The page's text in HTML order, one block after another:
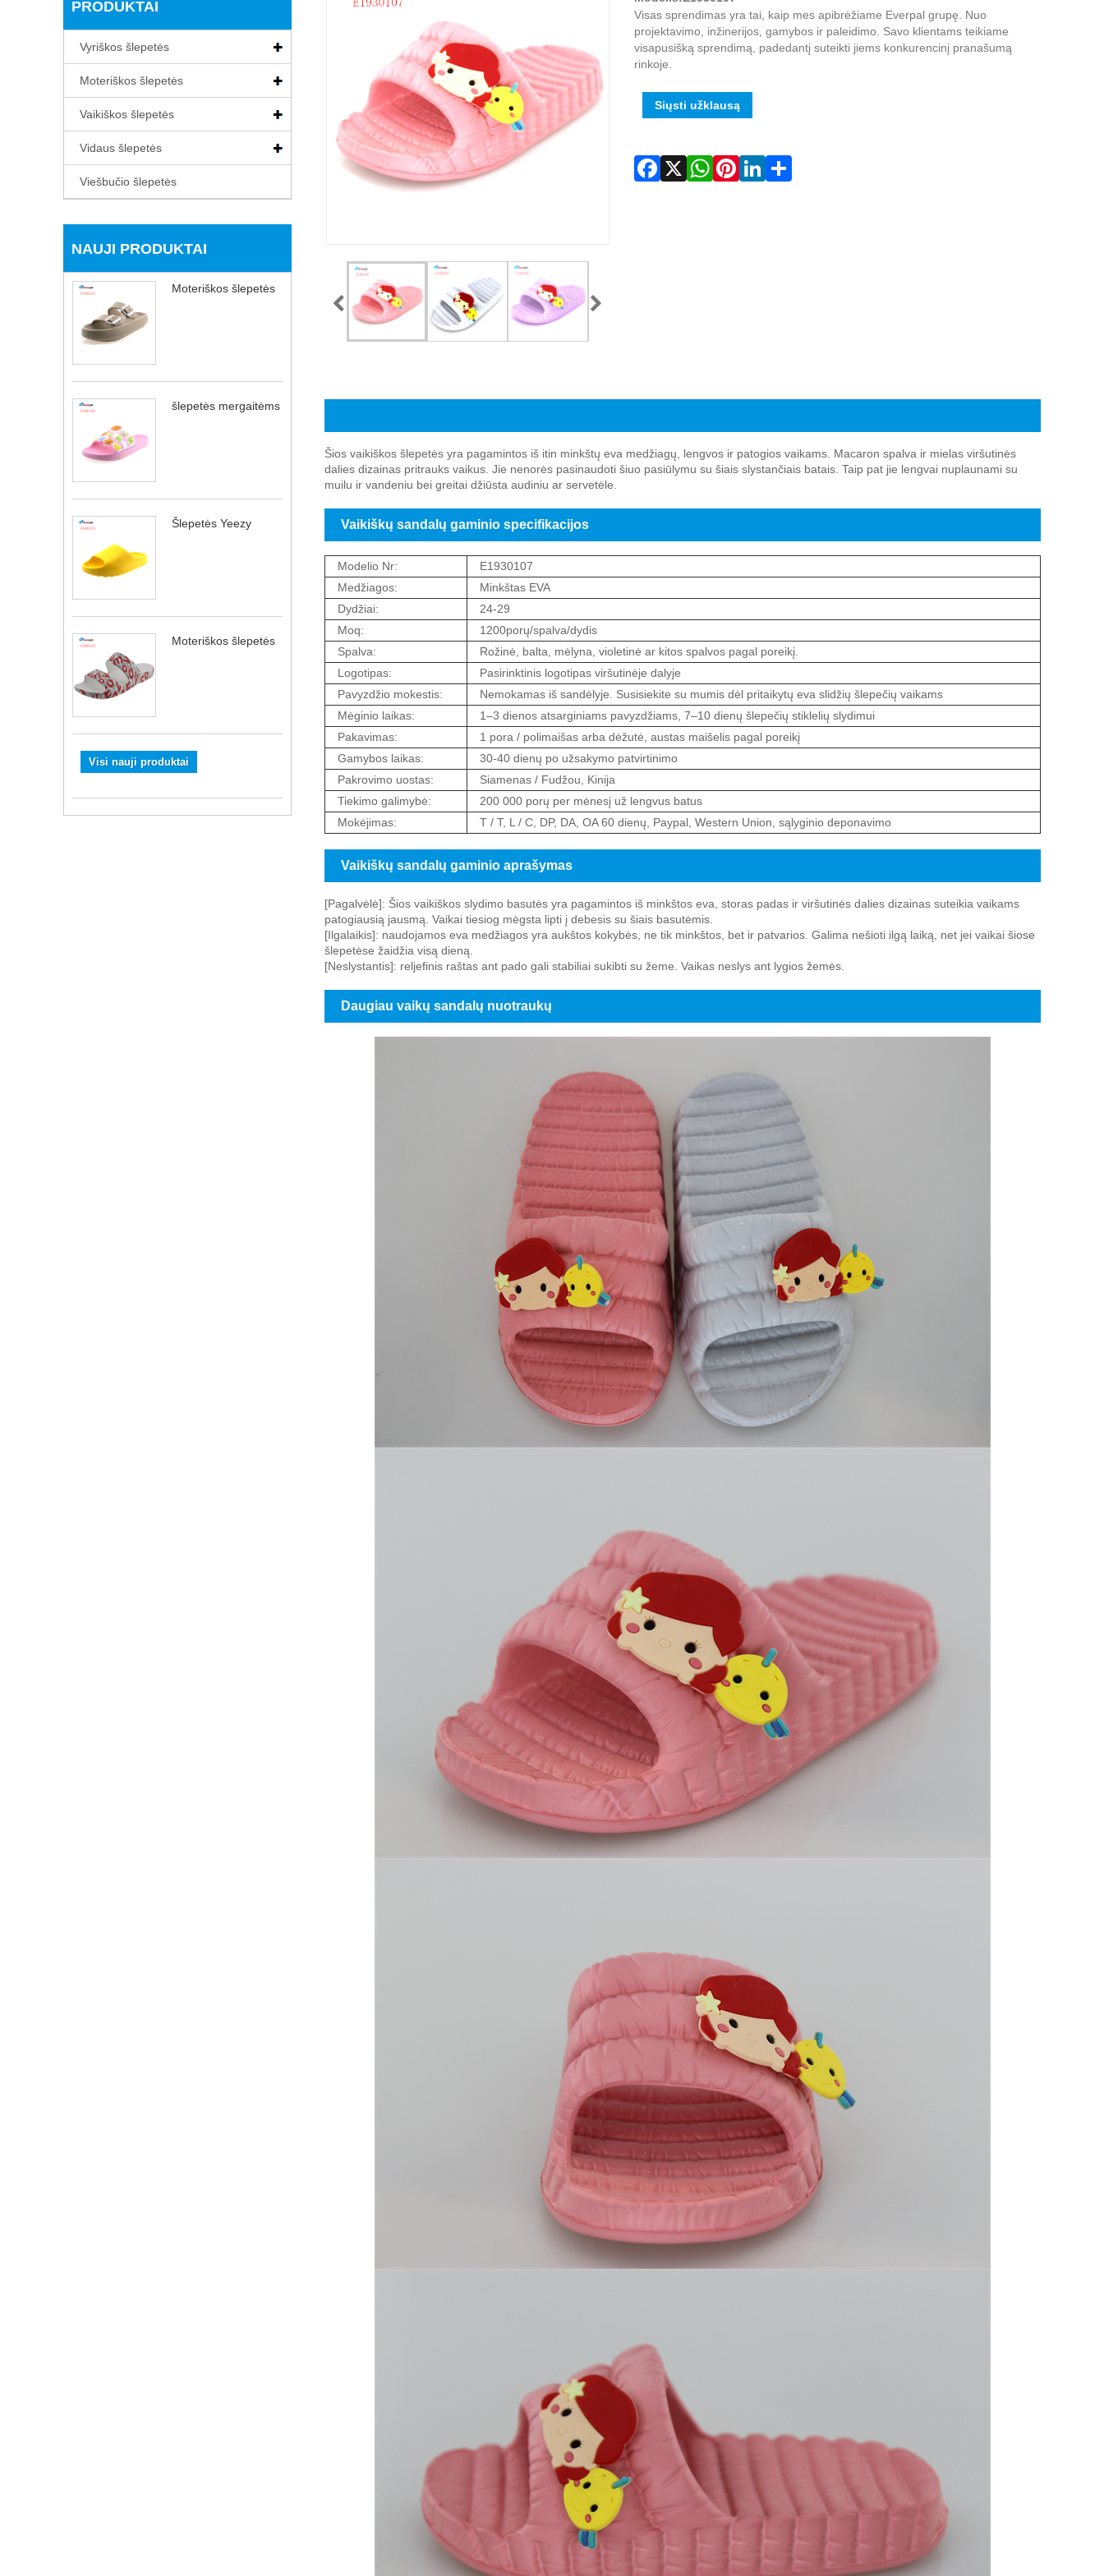
PRODUKTAI
Vyriškos šlepetės
Moteriškos šlepetės
Vaikiškos šlepetės
Vidaus šlepetės
Viešbučio šlepetės
NAUJI PRODUKTAI
Moteriškos šlepetės
šlepetės mergaitėms
Šlepetės Yeezy
Moteriškos šlepetės
Visi nauji produktai
Visas sprendimas yra tai, kaip mes apibrėžiame Everpal grupę. Nuo
projektavimo, inžinerijos, gamybos ir paleidimo. Savo klientams teikiame
visapusišką sprendimą, padedantį suteikti jiems konkurencinį pranašumą
rinkoje.
Siųsti užklausą
Vaikiškų sandalų pristatymas
Šios vaikiškos šlepetės yra pagamintos iš itin minkštų eva medžiagų, lengvos ir patogios vaikams. Macaron spalva ir mielas viršutinės
dalies dizainas pritrauks vaikus. Jie nenorės pasinaudoti šiuo pasiūlymu su šiais slystančiais batais. Taip pat jie lengvai nuplaunami su
muilu ir vandeniu bei greitai džiūsta audiniu ar servetėle.
Vaikiškų sandalų gaminio specifikacijos
Modelio Nr:
E1930107
Medžiagos:
Minkštas EVA
Dydžiai:
24-29
Moq:
1200porų/spalva/dydis
Spalva:
Rožinė, balta, mėlyna, violetinė ar kitos spalvos pagal poreikį.
Logotipas:
Pasirinktinis logotipas viršutinėje dalyje
Pavyzdžio mokestis:
Nemokamas iš sandėlyje. Susisiekite su mumis dėl pritaikytų eva slidžių šlepečių vaikams
Mėginio laikas:
1–3 dienos atsarginiams pavyzdžiams, 7–10 dienų šlepečių stiklelių slydimui
Pakavimas:
1 pora / polimaišas arba dėžutė, austas maišelis pagal poreikį
Gamybos laikas:
30-40 dienų po užsakymo patvirtinimo
Pakrovimo uostas:
Siamenas / Fudžou, Kinija
Tiekimo galimybė:
200 000 porų per mėnesį už lengvus batus
Mokėjimas:
T / T, L / C, DP, DA, OA 60 dienų, Paypal, Western Union, sąlyginio deponavimo
Vaikiškų sandalų gaminio aprašymas
[Pagalvėlė]: Šios vaikiškos slydimo basutės yra pagamintos iš minkštos eva, storas padas ir viršutinės dalies dizainas suteikia vaikams
patogiausią jausmą. Vaikai tiesiog mėgsta lipti į debesis su šiais basutėmis.
[Ilgalaikis]: naudojamos eva medžiagos yra aukštos kokybės, ne tik minkštos, bet ir patvarios. Galima nešioti ilgą laiką, net jei vaikai šiose
šlepetėse žaidžia visą dieną.
[Neslystantis]: reljefinis raštas ant pado gali stabiliai sukibti su žeme. Vaikas neslys ant lygios žemės.
Daugiau vaikų sandalų nuotraukų